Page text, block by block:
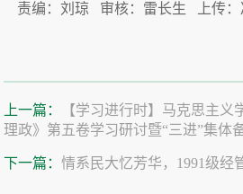
责编：刘琼 审核：雷长生 上传：
上一篇：
【学习进行时】马克思主义
理政》第五卷学习研讨暨“三进”集体
下一篇：情系民大忆芳华，1991级经